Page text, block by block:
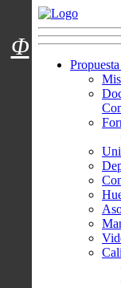
Menú
Φ